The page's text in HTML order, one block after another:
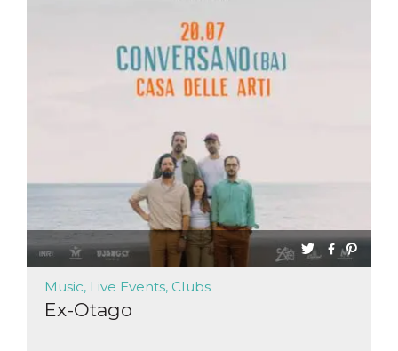
Music, Live Events, Clubs
Ex-Otago